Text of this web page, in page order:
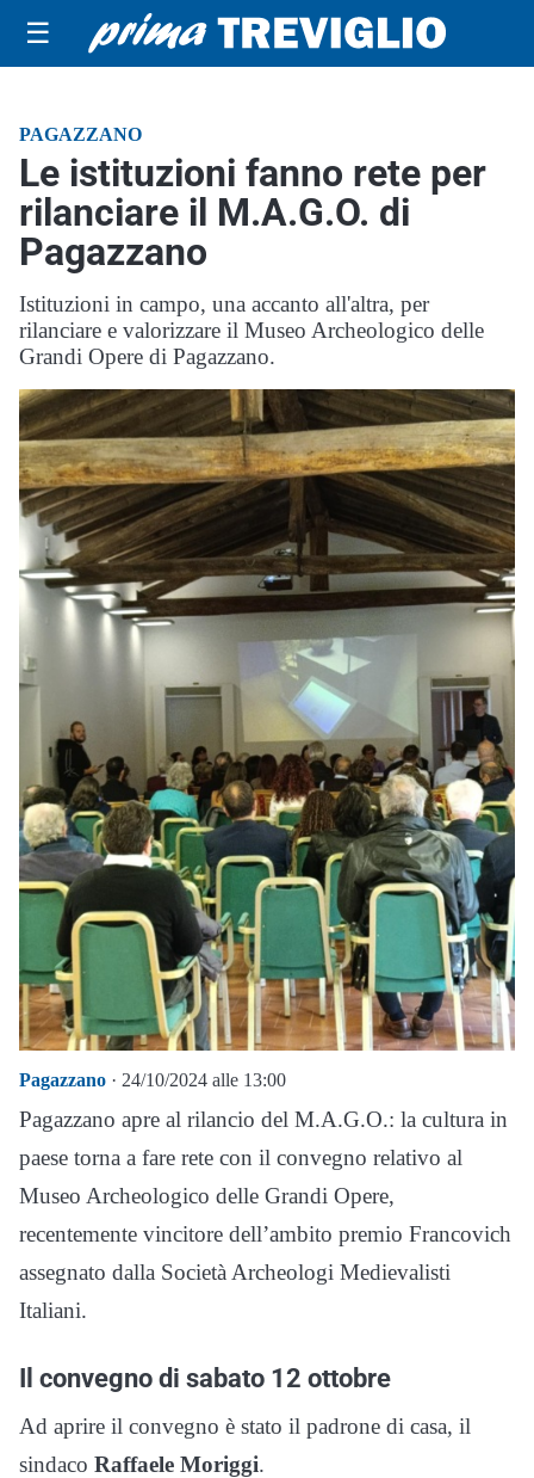
☰
PAGAZZANO
Le istituzioni fanno rete per
rilanciare il M.A.G.O. di
Pagazzano
Istituzioni in campo, una accanto all'altra, per
rilanciare e valorizzare il Museo Archeologico delle
Grandi Opere di Pagazzano.
Pagazzano · 24/10/2024 alle 13:00
Pagazzano apre al rilancio del M.A.G.O.: la cultura in
paese torna a fare rete con il convegno relativo al
Museo Archeologico delle Grandi Opere,
recentemente vincitore dell’ambito premio Francovich
assegnato dalla Società Archeologi Medievalisti
Italiani.
Il convegno di sabato 12 ottobre
Ad aprire il convegno è stato il padrone di casa, il
sindaco Raffaele Moriggi.